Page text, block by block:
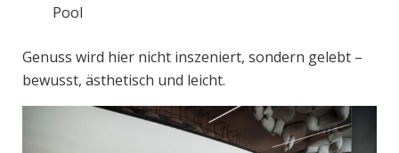
Pool
Genuss wird hier nicht inszeniert, sondern gelebt –
bewusst, ästhetisch und leicht.